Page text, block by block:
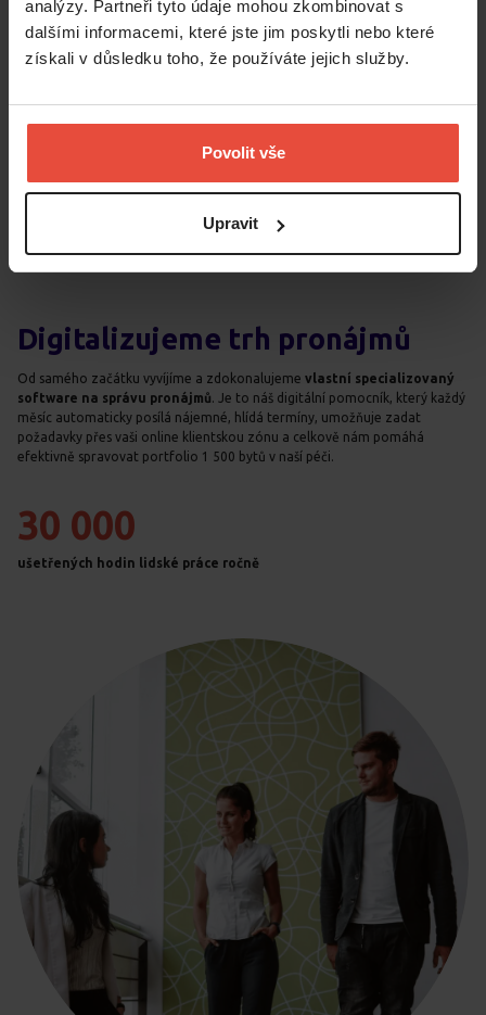
analýzy. Partneři tyto údaje mohou zkombinovat s
dalšími informacemi, které jste jim poskytli nebo které
získali v důsledku toho, že používáte jejich služby.
Povolit vše
Upravit
Digitalizujeme trh pronájmů
Od samého začátku vyvíjíme a zdokonalujeme vlastní specializovaný
software na správu pronájmů . Je to náš digitální pomocník, který každý
měsíc automaticky posílá nájemné, hlídá termíny, umožňuje zadat
požadavky přes vaši online klientskou zónu a celkově nám pomáhá
efektivně spravovat portfolio 1 500 bytů v naší péči.
30 000
ušetřených hodin lidské práce ročně